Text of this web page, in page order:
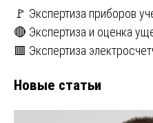
🚩 Экспертиза приборов
🔴 Экспертиза и оценка
🟥 Экспертиза
Новые статьи